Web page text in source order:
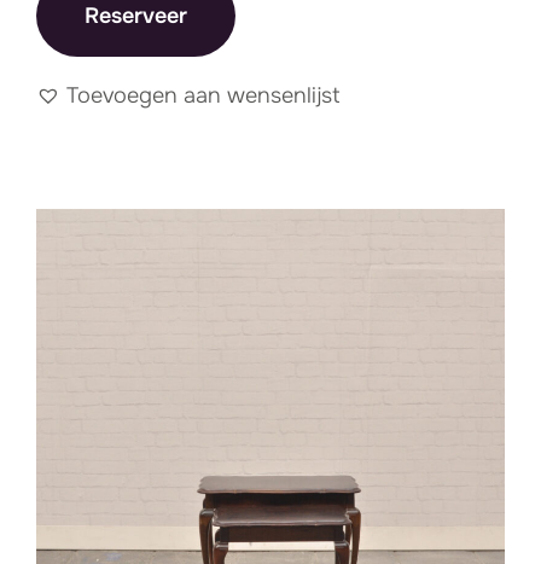
Reserveer
Toevoegen aan wensenlijst